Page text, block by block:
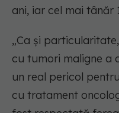
ani, iar cel mai tânăr
„Ca și
cu tumori maligne a
un real pericol
cu tratament